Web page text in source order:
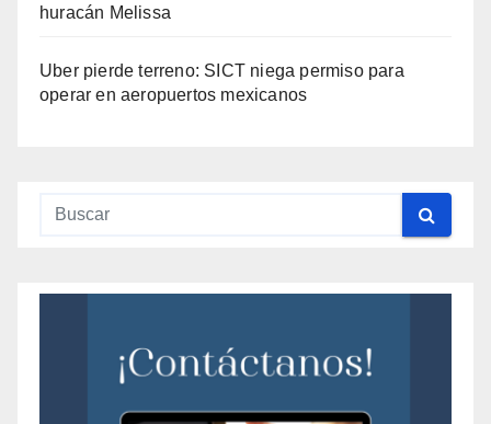
huracán Melissa
Uber pierde terreno: SICT niega permiso para
operar en aeropuertos mexicanos